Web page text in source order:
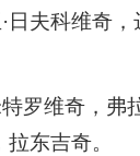
日夫科维奇，
罗维奇，弗
东吉奇。